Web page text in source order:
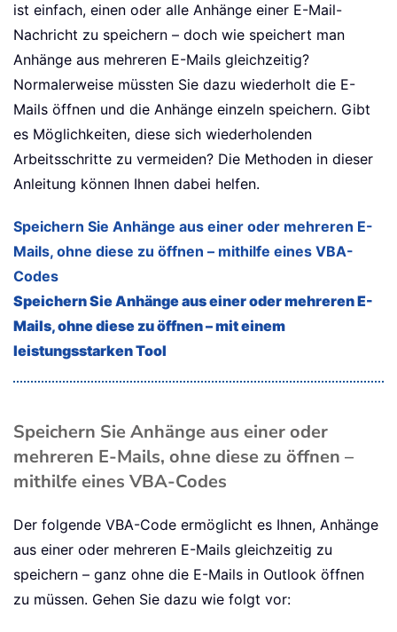
ist einfach, einen oder alle Anhänge einer E-Mail-
Nachricht zu speichern – doch wie speichert man
Anhänge aus mehreren E-Mails gleichzeitig?
Normalerweise müssten Sie dazu wiederholt die E-
Mails öffnen und die Anhänge einzeln speichern. Gibt
es Möglichkeiten, diese sich wiederholenden
Arbeitsschritte zu vermeiden? Die Methoden in dieser
Anleitung können Ihnen dabei helfen.
Speichern Sie Anhänge aus einer oder mehreren E-
Mails, ohne diese zu öffnen – mithilfe eines VBA-
Codes
Speichern Sie Anhänge aus einer oder mehreren E-
Mails, ohne diese zu öffnen – mit einem
leistungsstarken Tool
Speichern Sie Anhänge aus einer oder
mehreren E-Mails, ohne diese zu öffnen –
mithilfe eines VBA-Codes
Der folgende VBA-Code ermöglicht es Ihnen, Anhänge
aus einer oder mehreren E-Mails gleichzeitig zu
speichern – ganz ohne die E-Mails in Outlook öffnen
zu müssen. Gehen Sie dazu wie folgt vor: